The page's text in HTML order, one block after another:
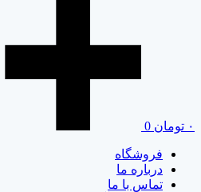
۰ تومان 0
فروشگاه
درباره ما
تماس با ما